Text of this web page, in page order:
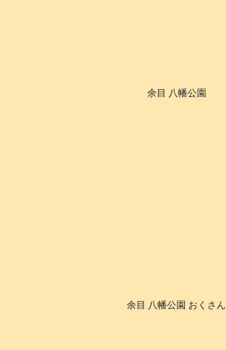
余目 八幡公園
余目 八幡公園 おくさん